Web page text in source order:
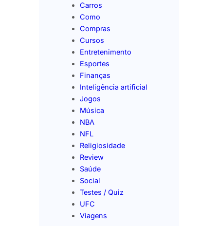
Carros
Como
Compras
Cursos
Entretenimento
Esportes
Finanças
Inteligência artificial
Jogos
Música
NBA
NFL
Religiosidade
Review
Saúde
Social
Testes / Quiz
UFC
Viagens